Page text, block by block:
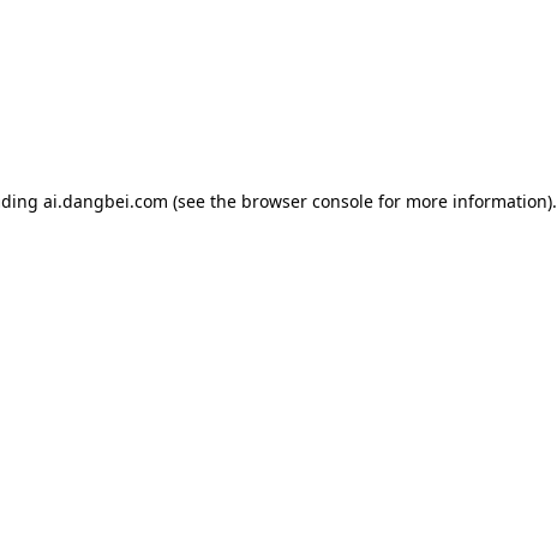
ai.dangbei.com (see the browser console for more information).